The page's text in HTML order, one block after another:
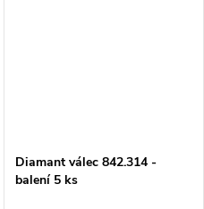
Diamant válec 842.314 -
balení 5 ks